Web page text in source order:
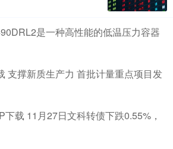
是一种高性能的低温压力容器
支撑新质生产力 首批计量重点项目发
载 11月27日文科转债下跌0.55%，